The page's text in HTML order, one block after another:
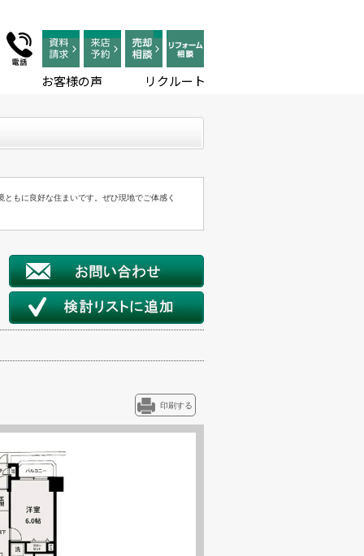
お客様の声 リクルート
もに良好な住まいです。ぜひ現地でご体感く
印刷する